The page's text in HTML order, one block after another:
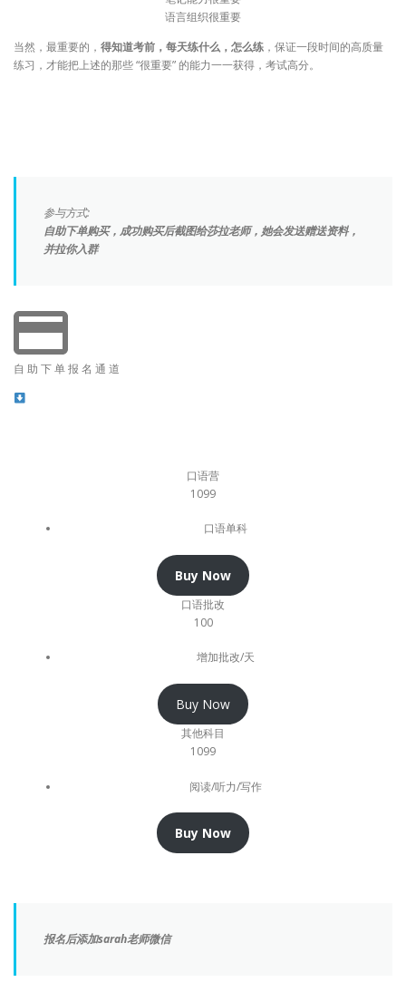
语言组织很重要
当然，最重要的， 得知道考前，每天练什么，怎么练 ，保证一段时间的高质量
练习，才能把上述的那些 “很重要” 的能力一一获得，考试高分。
参与方式:
自助下单购买，成功购买后截图给莎拉老师，她会发送赠送资料，
并拉你入群
自 助 下 单 报 名 通 道
口语营
1099
口语单科
Buy Now
口语批改
100
增加批改/天
Buy Now
其他科目
1099
阅读/听力/写作
Buy Now
报名后添加sarah老师微信